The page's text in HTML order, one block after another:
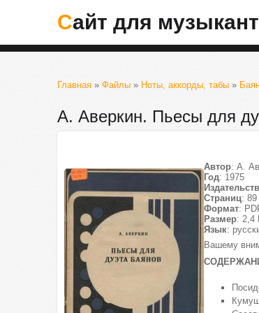
Сайт для
Главная » Файлы » Ноты, аккорды, табы »
А. Аверкин. Пьесы для
Автор: А.
Год: 1975
Страниц: 89
Формат:
Размер: 2,4
Язык:
Вашему